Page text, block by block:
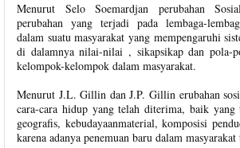
Menurut Selo Soemardjan perubahan
perubahan yang terjadi pada lembaga-
dalam suatu masyarakat yang mempengaruhi
di dalamnya nilai-nilai , sikapsikap dan pola-
kelompok-kelompok dalam masyarakat.
Menurut J.L. Gillin dan J.P. Gillin erubahan
cara-cara hidup yang telah diterima, baik
geografis, kebudayaanmaterial, komposisi
karena adanya penemuan baru dalam masyarakat